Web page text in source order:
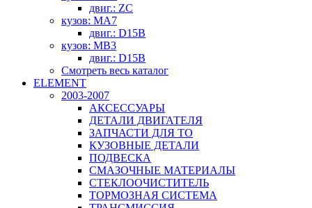
двиг.: ZC
кузов: MA7
двиг.: D15B
кузов: MB3
двиг.: D15B
Смотреть весь каталог
ELEMENT
2003-2007
АКСЕССУАРЫ
ДЕТАЛИ ДВИГАТЕЛЯ
ЗАПЧАСТИ ДЛЯ ТО
КУЗОВНЫЕ ДЕТАЛИ
ПОДВЕСКА
СМАЗОЧНЫЕ МАТЕРИАЛЫ
СТЕКЛООЧИСТИТЕЛЬ
ТОРМОЗНАЯ СИСТЕМА